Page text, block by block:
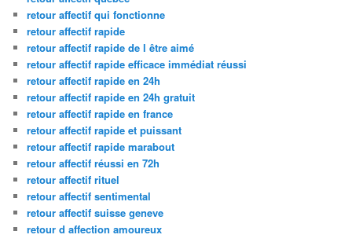
retour affectif qui fonctionne
retour affectif rapide
retour affectif rapide de l être aimé
retour affectif rapide efficace immédiat réussi
retour affectif rapide en 24h
retour affectif rapide en 24h gratuit
retour affectif rapide en france
retour affectif rapide et puissant
retour affectif rapide marabout
retour affectif réussi en 72h
retour affectif rituel
retour affectif sentimental
retour affectif suisse geneve
retour d affection amoureux